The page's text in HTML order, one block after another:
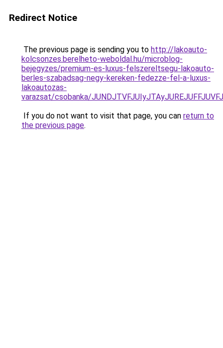
Redirect Notice
The previous page is sending you to http://lakoauto-
kolcsonzes.berelheto-weboldal.hu/microblog-
bejegyzes/premium-es-luxus-felszereltsegu-lakoauto-
berles-szabadsag-negy-kereken-fedezze-fel-a-luxus-
lakoautozas-
varazsat/csobanka/
If you do not want to visit that page, you can return to
the previous page.